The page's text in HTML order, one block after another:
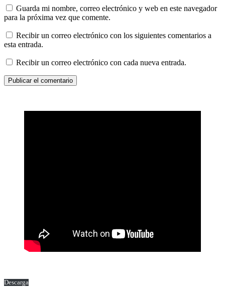
Guarda mi nombre, correo electrónico y web en este navegador
para la próxima vez que comente.
Recibir un correo electrónico con los siguientes comentarios a
esta entrada.
Recibir un correo electrónico con cada nueva entrada.
Descarga